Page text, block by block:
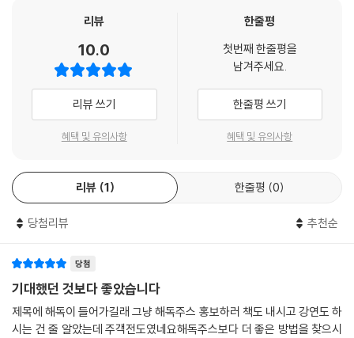
리뷰
10.0
리뷰 쓰기
혜택 및 유의사항
한줄평
첫번째 한줄평을
남겨주세요.
한줄평 쓰기
혜택 및 유의사항
리뷰 1 한줄평 0
당첨리뷰 추천순
당첨
기대했던 것보다 좋았습니다
제목에 해독이 들어가길래 그냥 해독주스 홍보하러 책도 내시고 강연도 하
시는 건 줄 알았는데 주객전도였네요해독주스보다 더 좋은 방법을 찾으시